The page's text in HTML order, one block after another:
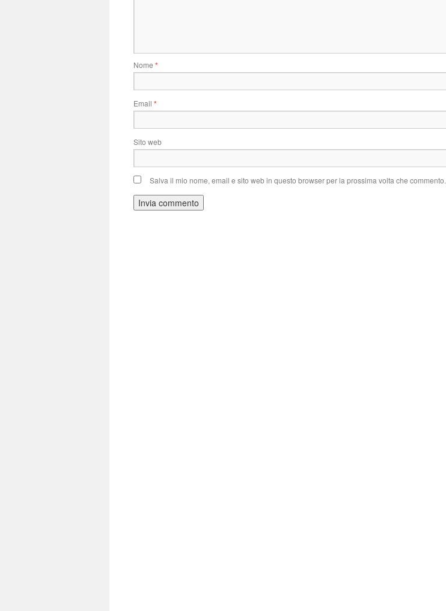
Nome *
Email *
Sito web
Salva il mio nome, email e sito web in questo browser per la prossima volta che commento.